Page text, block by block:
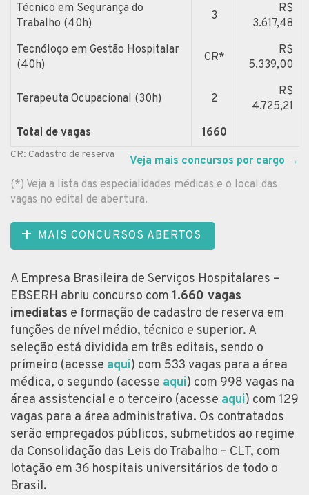
Técnico em Segurança do
Trabalho (40h)
3
R$
3.617,48
Tecnólogo em Gestão Hospitalar
(40h)
CR*
R$
5.339,00
Terapeuta Ocupacional (30h) 2
R$
4.725,21
Total de vagas
1660
CR: Cadastro de reserva Veja mais concursos por cargo →
(*) Veja a lista das especialidades médicas e o local das
vagas no edital de abertura.
MAIS CONCURSOS ABERTOS
A Empresa Brasileira de Serviços Hospitalares –
EBSERH abriu concurso com 1.660 vagas
imediatas e formação de cadastro de reserva em
funções de nível médio, técnico e superior. A
seleção está dividida em três editais, sendo o
primeiro (acesse aqui) com 533 vagas para a área
médica, o segundo (acesse aqui) com 998 vagas na
área assistencial e o terceiro (acesse aqui) com 129
vagas para a área administrativa. Os contratados
serão empregados públicos, submetidos ao regime
da Consolidação das Leis do Trabalho – CLT, com
lotação em 36 hospitais universitários de todo o
Brasil.